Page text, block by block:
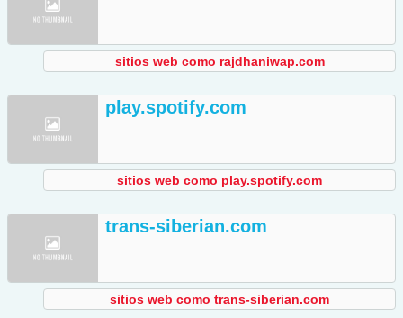
sitios web como rajdhaniwap.com
play.spotify.com
sitios web como play.spotify.com
trans-siberian.com
sitios web como trans-siberian.com